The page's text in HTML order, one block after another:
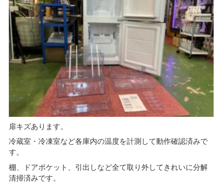
扉キズあります。
冷蔵室・冷凍室など各庫内の温度を計測して動作確認済みで
す。
棚、ドアポケット、引出しなど全て取り外してきれいに分解
清掃済みです。